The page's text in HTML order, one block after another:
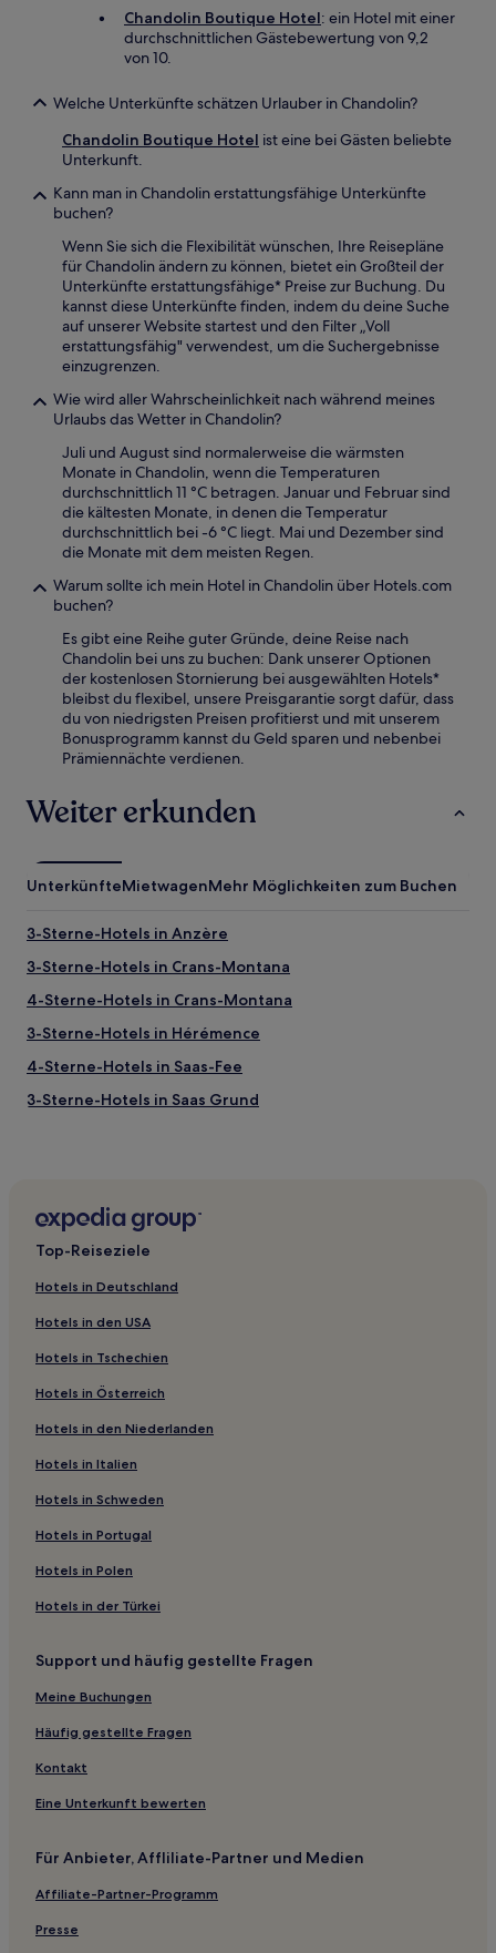
Chandolin Boutique Hotel: ein Hotel mit einer
durchschnittlichen Gästebewertung von 9,2
von 10.
Welche Unterkünfte schätzen Urlauber in Chandolin?
Chandolin Boutique Hotel ist eine bei Gästen beliebte
Unterkunft.
Kann man in Chandolin erstattungsfähige Unterkünfte
buchen?
Wenn Sie sich die Flexibilität wünschen, Ihre Reisepläne
für Chandolin ändern zu können, bietet ein Großteil der
Unterkünfte erstattungsfähige* Preise zur Buchung. Du
kannst diese Unterkünfte finden, indem du deine Suche
auf unserer Website startest und den Filter „Voll
erstattungsfähig" verwendest, um die Suchergebnisse
einzugrenzen.
Wie wird aller Wahrscheinlichkeit nach während meines
Urlaubs das Wetter in Chandolin?
Juli und August sind normalerweise die wärmsten
Monate in Chandolin, wenn die Temperaturen
durchschnittlich 11 °C betragen. Januar und Februar sind
die kältesten Monate, in denen die Temperatur
durchschnittlich bei -6 °C liegt. Mai und Dezember sind
die Monate mit dem meisten Regen.
Warum sollte ich mein Hotel in Chandolin über Hotels.com
buchen?
Es gibt eine Reihe guter Gründe, deine Reise nach
Chandolin bei uns zu buchen: Dank unserer Optionen
der kostenlosen Stornierung bei ausgewählten Hotels*
bleibst du flexibel, unsere Preisgarantie sorgt dafür, dass
du von niedrigsten Preisen profitierst und mit unserem
Bonusprogramm kannst du Geld sparen und nebenbei
Prämiennächte verdienen.
Weiter erkunden
UnterkünfteMietwagenMehr Möglichkeiten zum Buchen
3-Sterne-Hotels in Anzère
3-Sterne-Hotels in Crans-Montana
4-Sterne-Hotels in Crans-Montana
3-Sterne-Hotels in Hérémence
4-Sterne-Hotels in Saas-Fee
3-Sterne-Hotels in Saas Grund
Hotels nahe Seilbahn Cry d'Er
Hotels nahe Sesselbahn Eischoll-Stryggen
Saint-Martin Hotels
Hotels nahe La Bella Tola
Hotels nahe Seilbahnstation Zinal
Hotels nahe Skilift La Tsa
Hotels nahe Bhutanbrücke
Grimentz Hotels
Hotels nahe Luftseilbahn Zinal-Sorebois
Bezirk Leuk: Hotels
Hotels nahe Bahnhof Turtmann
Hotels nahe Funitel Violettes-Plaine morte
Hotels nahe Zinal-Sorebois
Crans-Montana Hotels
Hotels nahe Luftseilbahn Gampel-Jeizinen
Hotels nahe Gondelbahn Grimentz-Bendolla
Zinal Hotels
Hotels nahe Gondelbahn Violettes Express
Bezirk Siders: Hotels
Hotels nahe Luftseilbahn Gampel-Jeizinen
Top-Reiseziele
Hotels in Deutschland
Hotels in den USA
Hotels in Tschechien
Hotels in Österreich
Hotels in den Niederlanden
Hotels in Italien
Hotels in Schweden
Hotels in Portugal
Hotels in Polen
Hotels in der Türkei
Support und häufig gestellte Fragen
Meine Buchungen
Häufig gestellte Fragen
Kontakt
Eine Unterkunft bewerten
Für Anbieter, Affliliate-Partner und Medien
Affiliate-Partner-Programm
Presse